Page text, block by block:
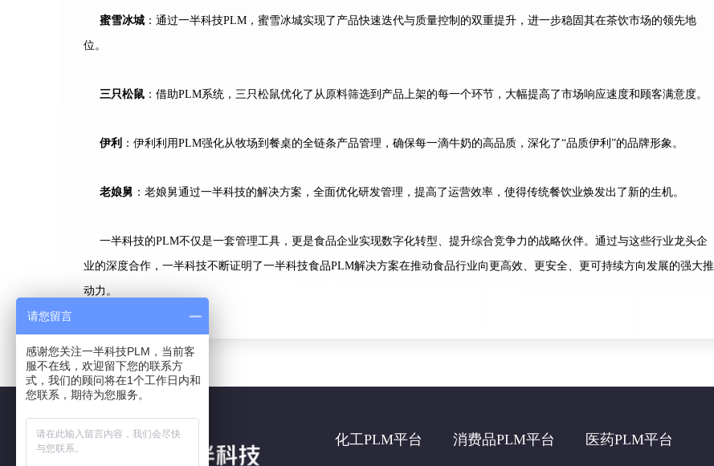
蜜雪冰城 ：通过一半科技PLM，蜜雪冰城实现了产品快速迭代与质量控制的双重提升，进一步稳固其在茶饮市场的领先地
位。
三只松鼠 ：借助PLM系统，三只松鼠优化了从原料筛选到产品上架的每一个环节，大幅提高了市场响应速度和顾客满意度。
伊利 ：伊利利用PLM强化从牧场到餐桌的全链条产品管理，确保每一滴牛奶的高品质，深化了“品质伊利”的品牌形象。
老娘舅 ：老娘舅通过一半科技的解决方案，全面优化研发管理，提高了运营效率，使得传统餐饮业焕发出了新的生机。
一半科技的PLM不仅是一套管理工具，更是食品企业实现数字化转型、提升综合竞争力的战略伙伴。通过与这些行业龙头企
业的深度合作，一半科技不断证明了一半科技食品PLM解决方案在推动食品行业向更高效、更安全、更可持续方向发展的强大推
动力。
化工PLM平台 消费品PLM平台 医药PLM平台
请您留言
感谢您关注一半科技PLM，当前客
服不在线，欢迎留下您的联系方
式，我们的顾问将在1个工作日内和
您联系，期待为您服务。